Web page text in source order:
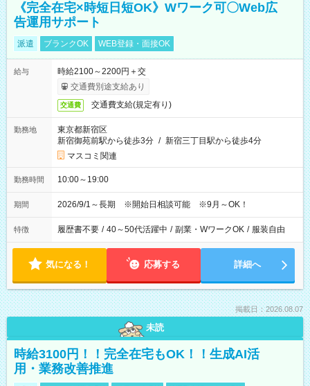
《完全在宅×時短日短OK》Wワーク可〇Web広
告運用サポート
派遣 ブランクOK WEB登録・面接OK
給与
時給2100～2200円＋交
交通費別途支給あり
交通費 交通費支給(規定有り)
勤務地
東京都新宿区
新宿御苑前駅から徒歩3分 / 新宿三丁目駅から徒歩4分
マスコミ関連
勤務時間 10:00～19:00
期間 2026/9/1～長期 ※開始日相談可能 ※9月～OK！
特徴 履歴書不要 / 40～50代活躍中 / 副業・WワークOK / 服装自由
気になる！ 応募する 詳細へ
掲載日：2026.08.07
未読
時給3100円！！完全在宅もOK！！生成AI活
用・業務改善推進